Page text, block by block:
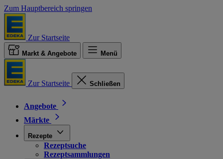
Zum Hauptbereich springen
Zur Startseite
Markt & Angebote Menü
Zur Startseite Schließen
Angebote
Märkte
Rezepte
Rezeptsuche
Rezeptsammlungen